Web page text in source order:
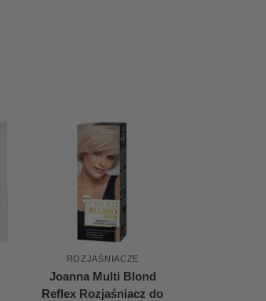
ROZJAŚNIACZE
Joanna Multi Blond
Reflex Rozjaśniacz do